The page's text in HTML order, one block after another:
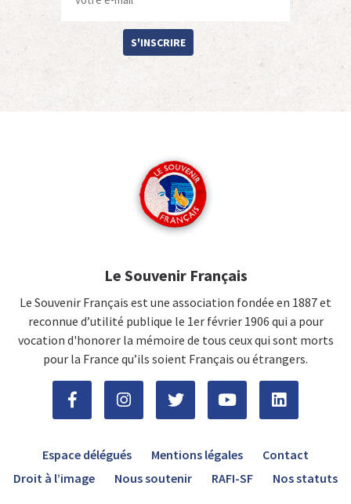
S'INSCRIRE
Le Souvenir Français
Le Souvenir Français est une association fondée en 1887 et
reconnue d’utilité publique le 1er février 1906 qui a pour
vocation d'honorer la mémoire de tous ceux qui sont morts
pour la France qu’ils soient Français ou étrangers.
Espace délégués Mentions légales
Contact
Droit à l’image
Nous soutenir RAFI-SF Nos statuts